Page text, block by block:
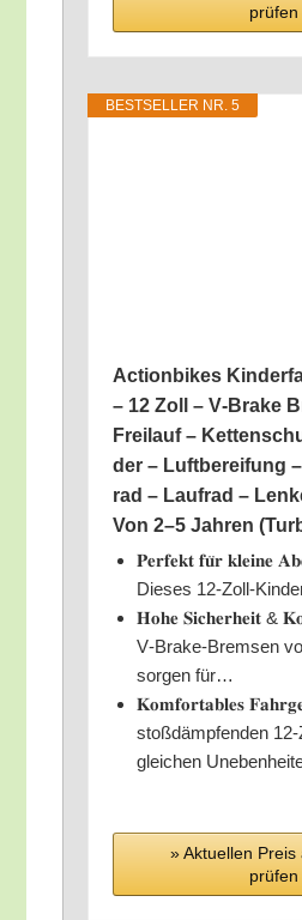
prü­fen
BEST­SEL­LER NR. 5
Action­bikes
– 12 Zoll – V‑Brake
Frei­lauf –
der – Luft­be­rei­fung
rad – Lauf­rad –
Von 2–5 Jah­ren
𝐏𝐞𝐫𝐟𝐞𝐤𝐭 𝐟𝐮̈𝐫 𝐤𝐥𝐞𝐢𝐧𝐞
Die­ses 12-Zoll-
𝐇𝐨𝐡𝐞 𝐒𝐢𝐜𝐡𝐞𝐫𝐡𝐞𝐢𝐭 &
V‑Bra­ke-Brem­sen
sor­gen für…
𝐊𝐨𝐦𝐟𝐨𝐫𝐭𝐚𝐛𝐥𝐞𝐬
stoß­dämp­fen­den
glei­chen
» Aktu­el­len Preis
prü­fen